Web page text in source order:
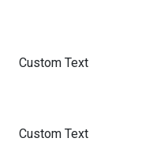
Custom Text
Custom Text